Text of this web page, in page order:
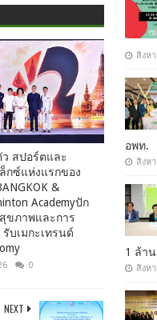
ว สปอร์ตและ
กซ์แห่งแรกของ
&
Academyปัก
ขภาพและการ
บเมกะเทรนด์
0
NEXT
สิงห
อพท.
สิงห
1 ล้า
สิงห